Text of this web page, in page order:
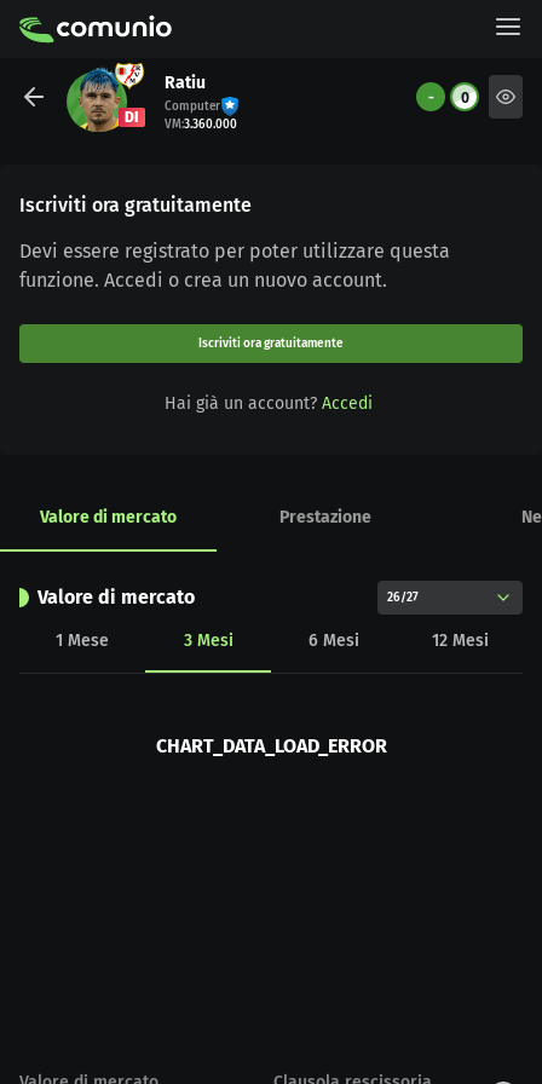
DI
Ratiu
Computer
VM:3.360.000
- 0
Iscriviti ora gratuitamente
Devi essere registrato per poter utilizzare questa
funzione. Accedi o crea un nuovo account.
Iscriviti ora gratuitamente
Hai già un account? Accedi
Valore di mercato Prestazione
Valore di mercato 26/27
1 Mese 3 Mesi 6 Mesi 12 Mesi
CHART_DATA_LOAD_ERROR